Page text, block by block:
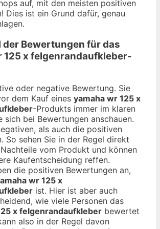
auf, mit den meisten positiven
Dies ist ein Grund dafür, genau
der Bewertungen für das
125 x felgenrandaufkleber-
oder negative Bewertung. Sie
dem Kauf eines yamaha wr 125 x
-Produkts immer im klaren
sich bei Bewertungen anschauen.
als auch die positiven
So sehen Sie in der Regel direkt
vom Produkt und können
Kaufentscheidung reffen.
die positiven Bewertungen an,
wr 125 x
ist. Hier ist aber auch
wie viele Personen das
x felgenrandaufkleber bewertet
also in der Regel davon